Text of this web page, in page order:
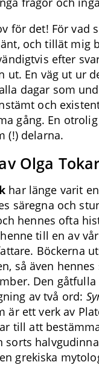
för det! För vad
och tillät mig
efter
ut. En väg ut ur
dagar som
och
gång. En
(!) delarna.
Olga
har länge varit
säregna och
hennes ofta
till en av
Böckerna
så även
Den
av två ord:
är ett verk av
till att
sorts
grekiska